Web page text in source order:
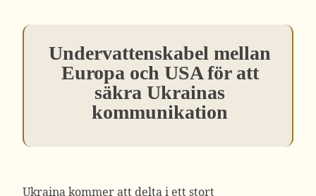
Undervattenskabel mellan
Europa och USA för att
säkra Ukrainas
kommunikation
Ukraina kommer att delta i ett stort